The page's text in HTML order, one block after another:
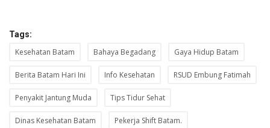
Tags:
Kesehatan Batam Bahaya Begadang Gaya Hidup Batam
Berita Batam Hari Ini Info Kesehatan RSUD Embung Fatimah
Penyakit Jantung Muda Tips Tidur Sehat
Dinas Kesehatan Batam Pekerja Shift Batam.